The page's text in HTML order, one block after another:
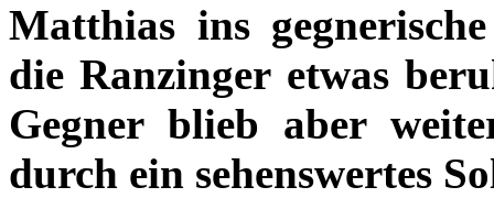
Matthias ins
die Ranzinger etwas
Gegner blieb aber
durch ein sehenswertes